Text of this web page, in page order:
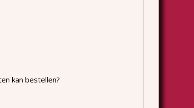
kan bestellen?